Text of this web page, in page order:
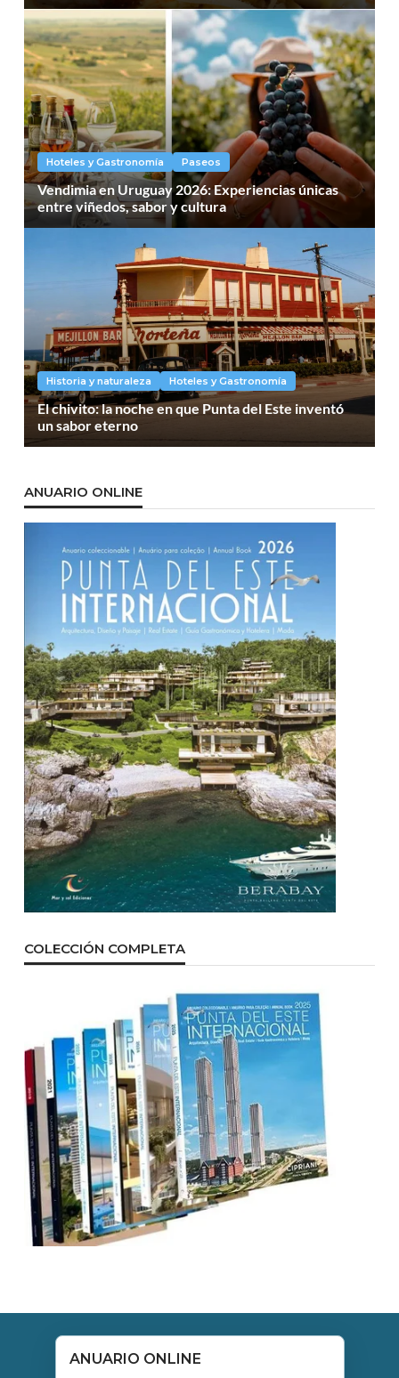
Hoteles y Gastronomía Paseos
Vendimia en Uruguay 2026: Experiencias únicas
entre viñedos, sabor y cultura
Historia y naturaleza Hoteles y Gastronomía
El chivito: la noche en que Punta del Este inventó
un sabor eterno
ANUARIO ONLINE
COLECCIÓN COMPLETA
ANUARIO ONLINE